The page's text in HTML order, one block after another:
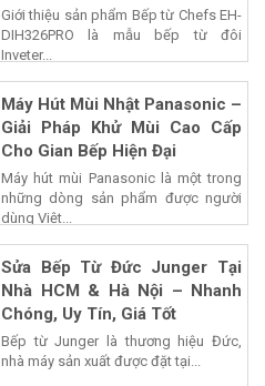
Giới thiệu sản phẩm Bếp từ Chefs EH-
DIH326PRO là mẫu bếp từ đôi
Inveter...
Máy Hút Mùi Nhật Panasonic –
Giải Pháp Khử Mùi Cao Cấp
Cho Gian Bếp Hiện Đại
Máy hút mùi Panasonic là một trong
những dòng sản phẩm được người
dùng Việt...
Sửa Bếp Từ Đức Junger Tại
Nhà HCM & Hà Nội – Nhanh
Chóng, Uy Tín, Giá Tốt
Bếp từ Junger là thương hiệu Đức,
nhà máy sản xuất được đặt tại...